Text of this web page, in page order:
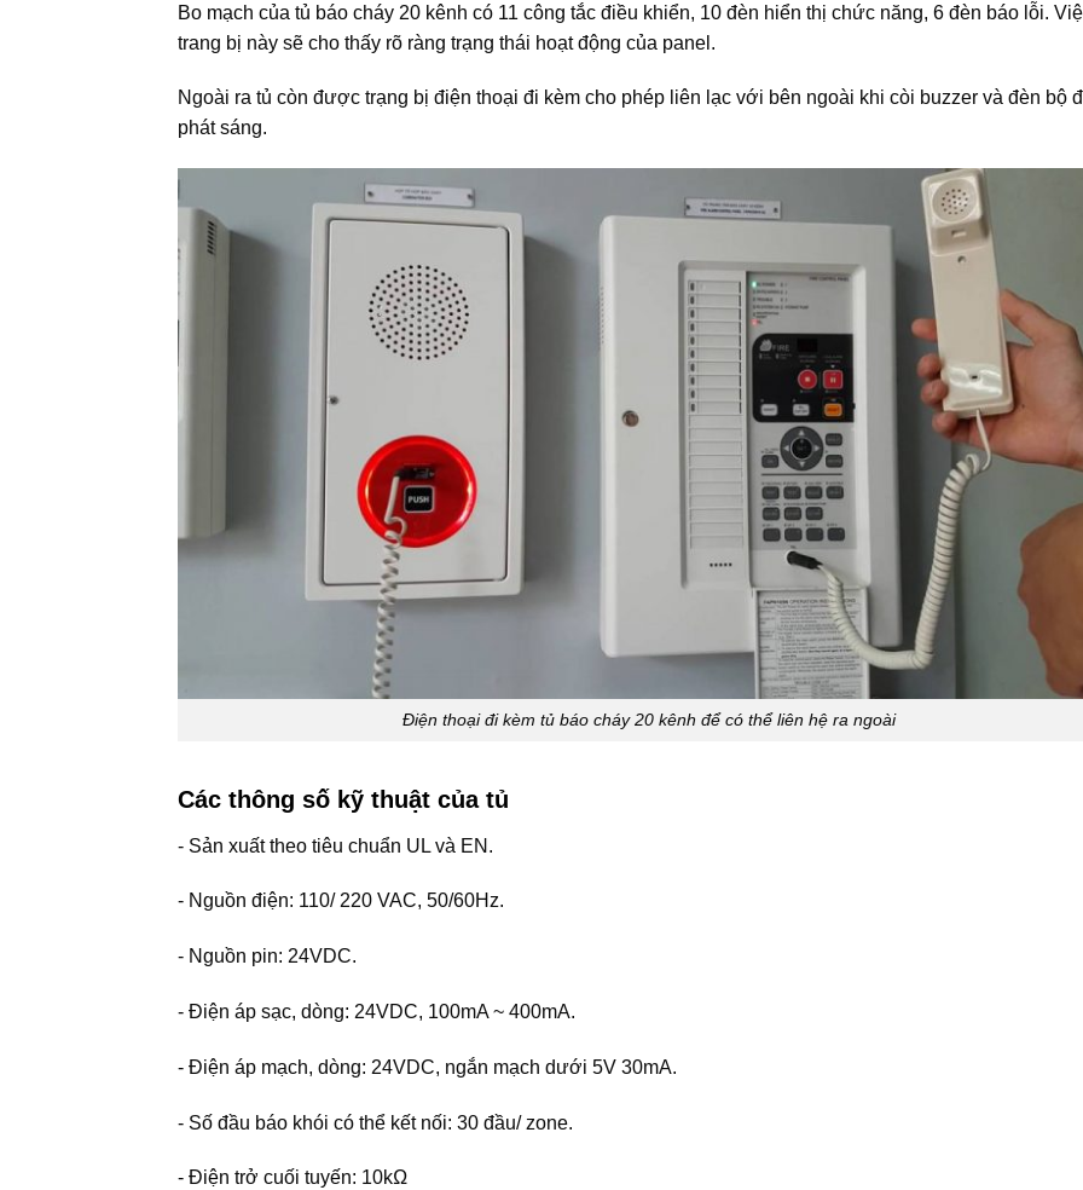
Bo mạch của tủ báo cháy 20 kênh có 11 công tắc điều khiển, 10 đèn hiển thị chức năng, 6 đèn báo lỗi.
trang bị này sẽ cho thấy rõ ràng trạng thái hoạt động của panel.
Ngoài ra tủ còn được trạng bị điện thoại đi kèm cho phép liên lạc với bên ngoài khi còi buzzer và đèn bộ
phát sáng.
Điện thoại đi kèm tủ báo cháy 20 kênh để có thể liên hệ ra ngoài
Các thông số kỹ thuật của tủ
- Sản xuất theo tiêu chuẩn UL và EN.
- Nguồn điện: 110/ 220 VAC, 50/60Hz.
- Nguồn pin: 24VDC.
- Điện áp sạc, dòng: 24VDC, 100mA ~ 400mA.
- Điện áp mạch, dòng: 24VDC, ngắn mạch dưới 5V 30mA.
- Số đầu báo khói có thể kết nối: 30 đầu/ zone.
- Điện trở cuối tuyến: 10kΩ